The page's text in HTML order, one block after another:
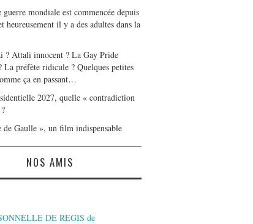
mondiale est commencée depuis
heureusement il y a des adultes dans la
? Attali innocent ? La Gay Pride
La préfète ridicule ? Quelques petites
ça en passant…
2027, quelle « contradiction
de Gaulle », un film indispensable
NOS AMIS
DE REGIS de